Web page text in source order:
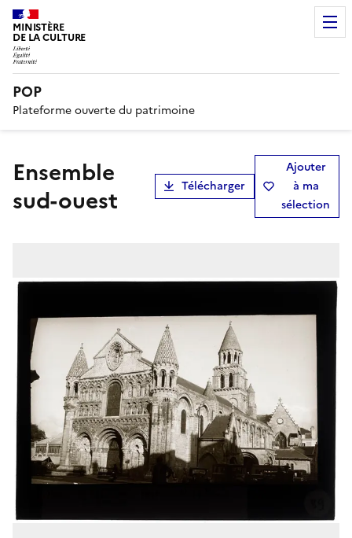
MINISTÈRE
DE LA CULTURE
POP
Plateforme ouverte du patrimoine
Ensemble
sud-ouest
Télécharger
Ajouter
à ma
sélection